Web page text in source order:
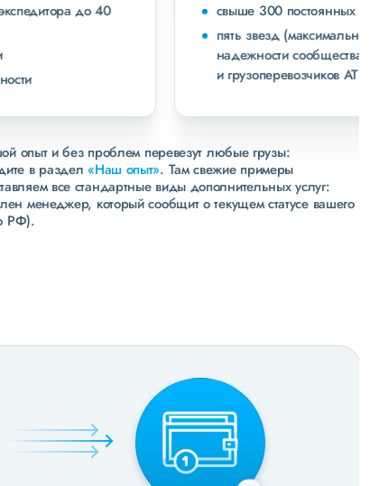
свыше 300 постоянных клиентов
пять звезд (максимальная оценка) в рейтинге
надежности сообщества транспортных компаний
и грузоперевозчиков АТИ
опыт и без проблем перевезут любые грузы:
в раздел«Наш опыт». Там свежие примеры
все стандартные виды дополнительных услуг:
менеджер, который сообщит о текущем статусе вашего
РФ).